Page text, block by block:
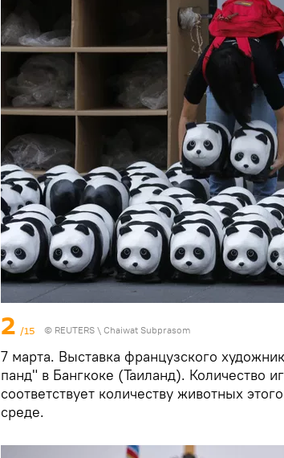
2 /15 © REUTERS \ Chaiwat Subprasom
7 марта. Выставка французского
панд" в Бангкоке (Таиланд). Количество
соответствует количеству животных
среде.